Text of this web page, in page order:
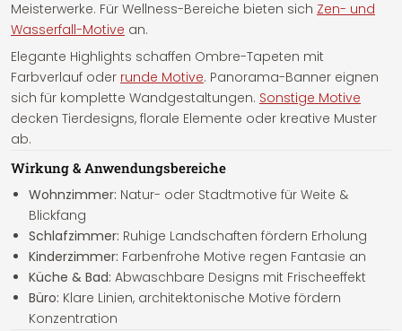
Meisterwerke. Für Wellness-Bereiche bieten sich Zen- und
Wasserfall-Motive an.
Elegante Highlights schaffen Ombre-Tapeten mit
Farbverlauf oder runde Motive. Panorama-Banner eignen
sich für komplette Wandgestaltungen. Sonstige Motive
decken Tierdesigns, florale Elemente oder kreative Muster
ab.
Wirkung & Anwendungsbereiche
Wohnzimmer: Natur- oder Stadtmotive für Weite &
Blickfang
Schlafzimmer: Ruhige Landschaften fördern Erholung
Kinderzimmer: Farbenfrohe Motive regen Fantasie an
Küche & Bad: Abwaschbare Designs mit Frischeeffekt
Büro: Klare Linien, architektonische Motive fördern
Konzentration